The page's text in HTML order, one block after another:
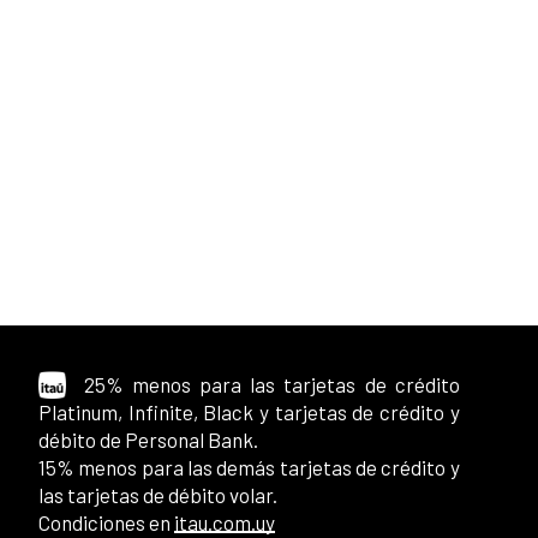
25% menos para las tarjetas de crédito
Platinum, Infinite, Black y tarjetas de crédito y
débito de Personal Bank.
15% menos para las demás tarjetas de crédito y
las tarjetas de débito volar.
Condiciones en itau.com.uy